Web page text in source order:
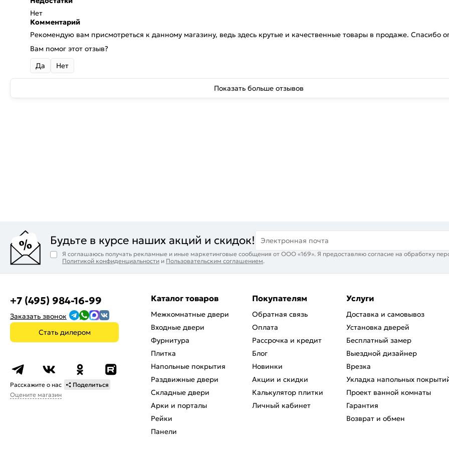
Нет
Комментарий
Рекомендую вам присмотреться к данному магазину, ведь здесь крутые и качественные товары в продаже. Спасибо
Вам помог этот отзыв?
Да
Нет
Показать больше отзывов
Будьте в курсе наших акций и скидок! Электронная почта
Я соглашаюсь получать рекламные и иные маркетинговые сообщения от ООО «169». Я предоставляю согласие на обработку
Политикой конфиденциальности и Пользовательским соглашением.
+7 (495) 984-16-99
Заказать звонок
Стать дилером
Расскажите о нас
Поделиться
Оцените магазин
Каталог товаров
Межкомнатные двери
Входные двери
Фурнитура
Плитка
Напольные покрытия
Раздвижные двери
Складные двери
Арки и порталы
Рейки
Панели
Покупателям
Обратная связь
Оплата
Рассрочка и кредит
Блог
Новинки
Акции и скидки
Калькулятор плитки
Личный кабинет
Услуги
Доставка и самовывоз
Установка дверей
Бесплатный замер
Выездной дизайнер
Врезка
Укладка напольных
Проект ванной комнаты
Гарантия
Возврат и обмен